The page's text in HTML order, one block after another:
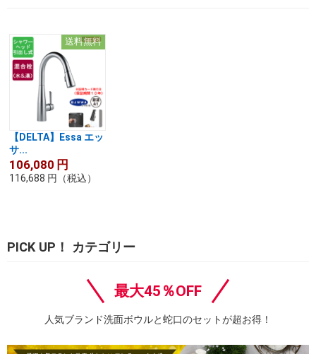
送料無料
【DELTA】Essa エッ
サ...
106,080 円
116,688 円 （税込）
PICK UP！ カテゴリー
最大45％OFF
人気ブランド洗面ボウルと蛇口のセットが超お得！